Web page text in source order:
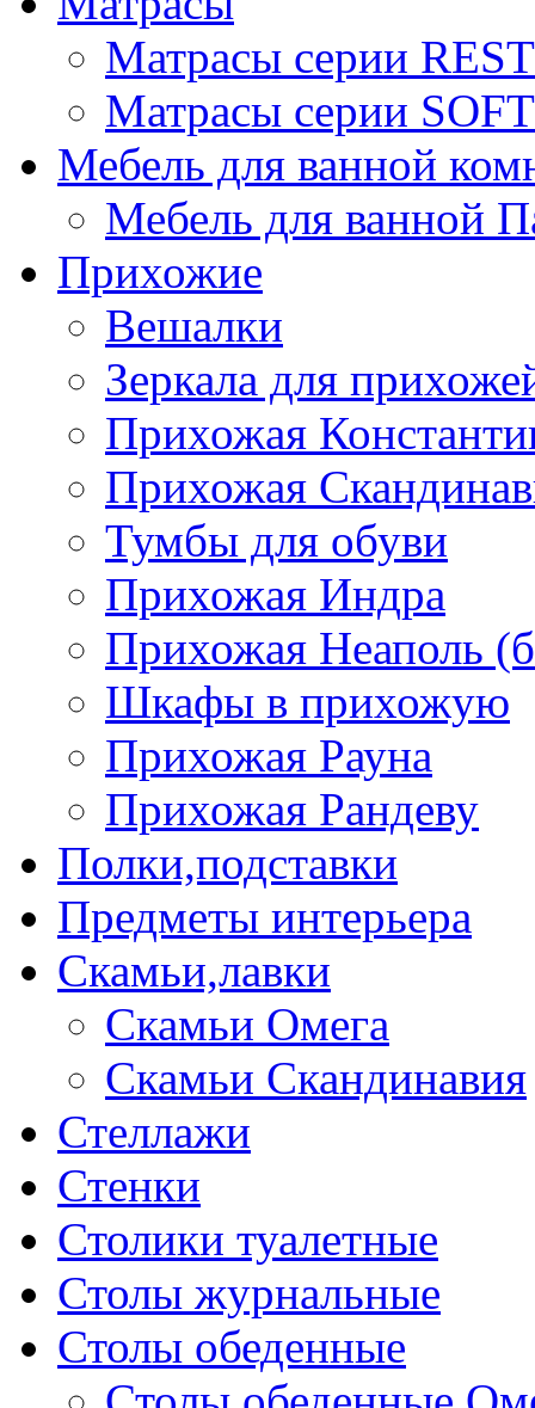
Матрасы серии REST
Матрасы серии SOFT
Мебель для ванной
Мебель для ванной
Прихожие
Вешалки
Зеркала для
Прихожая
Прихожая
Тумбы для обуви
Прихожая Индра
Прихожая Неаполь
Шкафы в прихожую
Прихожая Рауна
Прихожая Рандеву
Полки,подставки
Предметы интерьера
Скамьи,лавки
Скамьи Омега
Скамьи Скандинавия
Стеллажи
Стенки
Столики туалетные
Столы журнальные
Столы обеденные